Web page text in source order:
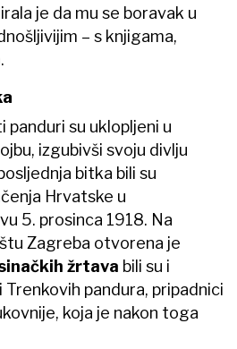
je da mu se boravak u
– s knjigama,
panduri su uklopljeni u
izgubivši svoju divlju
bitka bili su
Hrvatske u
5. prosinca 1918. Na
Zagreba otvorena je
žrtava bili su i
pandura, pripadnici
koja je nakon toga